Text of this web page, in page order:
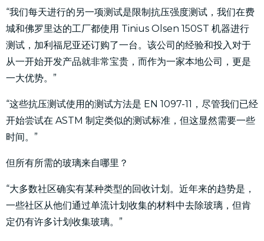
“我们每天进行的另一项测试是限制抗压强度测试，我们在费
城和佛罗里达的工厂都使用 Tinius Olsen 150ST 机器进行
测试，加利福尼亚还订购了一台。该公司的经验和投入对于
从一开始开发产品就非常宝贵，而作为一家本地公司，更是
一大优势。”
“这些抗压测试使用的测试方法是 EN 1097-11，尽管我们已经
开始尝试在 ASTM 制定类似的测试标准，但这显然需要一些
时间。”
但所有所需的玻璃来自哪里？
“大多数社区确实有某种类型的回收计划。近年来的趋势是，
一些社区从他们通过单流计划收集的材料中去除玻璃，但肯
定仍有许多计划收集玻璃。”